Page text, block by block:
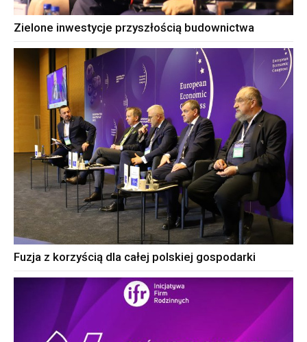
Zielone inwestycje przyszłością budownictwa
Fuzja z korzyścią dla całej polskiej gospodarki